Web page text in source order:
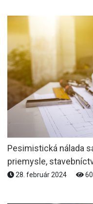
Pesimistická nálada
priemysle,
28. február 2024